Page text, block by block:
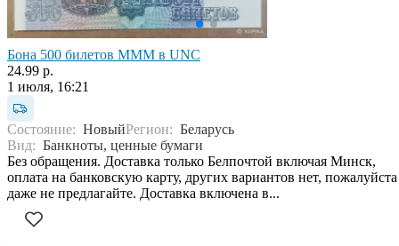
Бона 500 билетов МММ в UNC
24.99 р.
1 июля, 16:21
Состояние: НовыйРегион: Беларусь
Вид: Банкноты, ценные бумаги
Без обращения. Доставка только Белпочтой включая Минск,
оплата на банковскую карту, других вариантов нет, пожалуйста
даже не предлагайте. Доставка включена в...